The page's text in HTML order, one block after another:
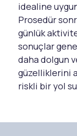
idealine
Prosedür
günlük
sonuçlar
daha dolgun
güzelliklerini
riskli bir yol